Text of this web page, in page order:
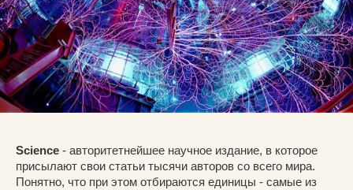
Science - авторитетнейшее научное издание, в которое
присылают свои статьи тысячи авторов со всего мира.
Понятно, что при этом отбираются единицы - самые из